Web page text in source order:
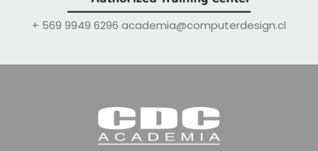
+ 569 9949 6296 academia@computerdesign.cl